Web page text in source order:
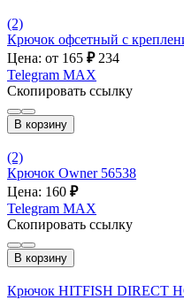
(2)
Крючок офсетный с
Цена: от 165 ₽ 234
Telegram MAX
Скопировать ссылку
В корзину
(2)
Крючок Owner 56538
Цена: 160 ₽
Telegram MAX
Скопировать ссылку
В корзину
Крючок HITFISH DIRECT